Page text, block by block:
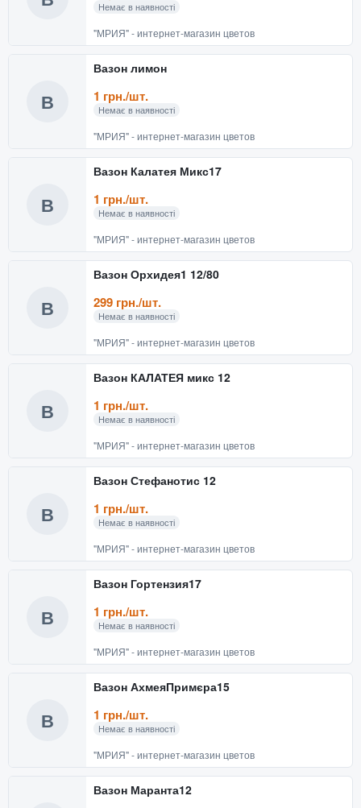
Немає в наявності
"МРИЯ" - интернет-магазин цветов
В
Вазон лимон
1 грн./шт.
Немає в наявності
"МРИЯ" - интернет-магазин цветов
В
Вазон Калатея Микс17
1 грн./шт.
Немає в наявності
"МРИЯ" - интернет-магазин цветов
В
Вазон Орхидея1 12/80
299 грн./шт.
Немає в наявності
"МРИЯ" - интернет-магазин цветов
В
Вазон КАЛАТЕЯ микс 12
1 грн./шт.
Немає в наявності
"МРИЯ" - интернет-магазин цветов
В
Вазон Стефанотис 12
1 грн./шт.
Немає в наявності
"МРИЯ" - интернет-магазин цветов
В
Вазон Гортензия17
1 грн./шт.
Немає в наявності
"МРИЯ" - интернет-магазин цветов
В
Вазон АхмеяПримєра15
1 грн./шт.
Немає в наявності
"МРИЯ" - интернет-магазин цветов
Вазон Маранта12